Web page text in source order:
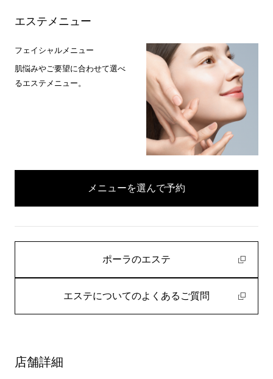
エステメニュー
フェイシャルメニュー
肌悩みやご要望に合わせて選べ
るエステメニュー。
メニューを選んで予約
ポーラのエステ
エステについてのよくあるご質問
店舗詳細